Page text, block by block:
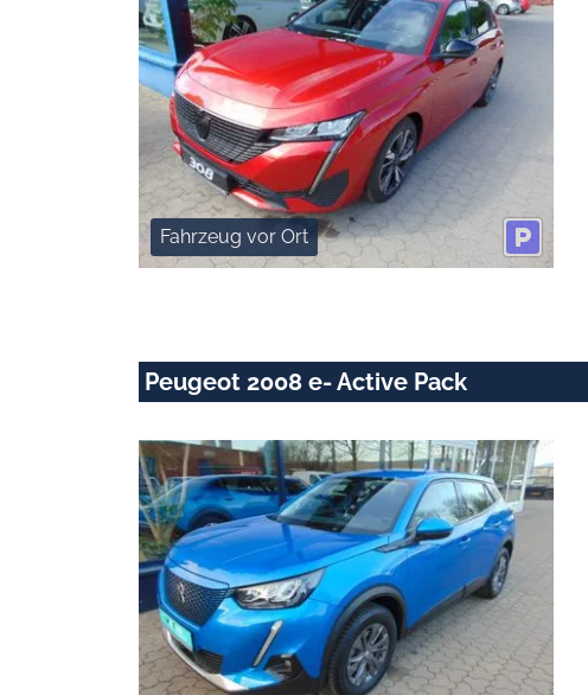
Fahrzeug vor Ort
Peugeot 2008 e- Active Pack